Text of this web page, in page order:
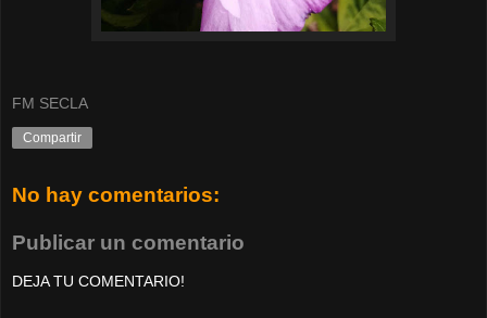
FM SECLA
Compartir
No hay comentarios:
Publicar un comentario
DEJA TU COMENTARIO!